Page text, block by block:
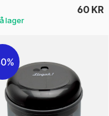
60 KR